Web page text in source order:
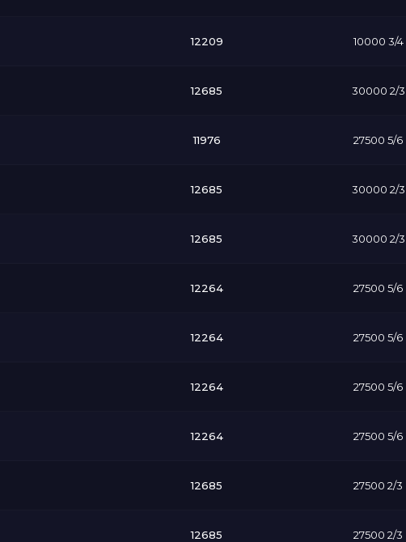
12209 10000 3/4
12685 30000 2/3
11976 27500 5/6
12685 30000 2/3
12685 30000 2/3
12264 27500 5/6
12264 27500 5/6
12264 27500 5/6
12264 27500 5/6
12685 27500 2/3
12685 27500 2/3